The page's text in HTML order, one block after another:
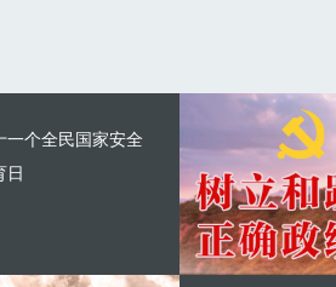
一个全民国家安全
日